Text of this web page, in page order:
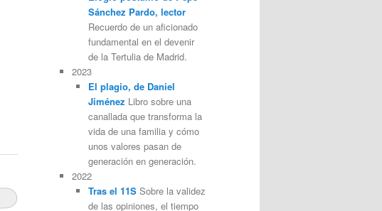
Sánchez Pardo, lector
Recuerdo de un aficionado
fundamental en el devenir
de la Tertulia de Madrid.
2023
El plagio, de Daniel
Jiménez Libro sobre una
canallada que transforma la
vida de una familia y cómo
unos valores pasan de
generación en generación.
2022
Tras el 11SSobre la validez
de las opiniones, el tiempo